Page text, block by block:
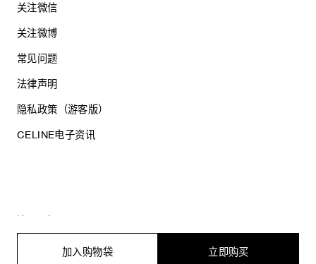
立即购买
加入购物袋
关注微信
关注微博
常见问题
法律声明
隐私政策（游客版）
CELINE电子资讯
思琳商贸（上海）有限公司
沪公网安备 31010602005569
电子营业执照